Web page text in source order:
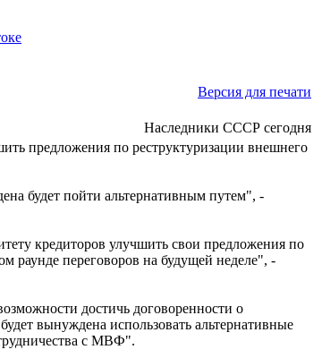
Версия для печати
Наследники СССР сегодня
предложения по реструктуризации внешнего
будет пойти альтернативным путем", -
кредиторов улучшить свои предложения по
раунде переговоров на будущей неделе", -
достичь договоренности о
вынуждена использовать альтернативные
с МВФ".